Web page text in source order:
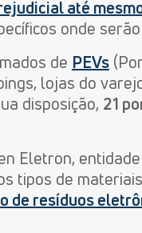
até
onde
de PEVs
lojas do
disposição, 21
Eletron,
tipos de
de resíduos